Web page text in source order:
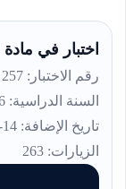
اختبار في
رقم الاختبار: 257
السنة الدراسية: 2025/2026
تاريخ الإضافة: 14-04-2026
الزيارات: 263